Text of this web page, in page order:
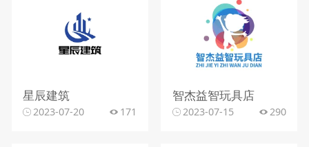
星辰建筑
2023-07-20 171
智杰益智玩具店
2023-07-15 290